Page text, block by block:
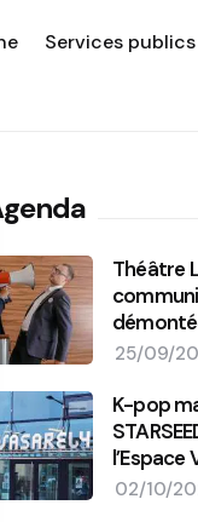
Services publics
Théâtre
25/09/
K-pop
l’Espace
02/10/